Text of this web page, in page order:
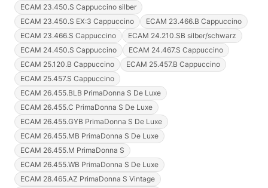
ECAM 23.450.S Cappuccino silber
ECAM 23.450.S EX:3 Cappuccino
ECAM 23.466.B Cappuccino
ECAM 23.466.S Cappuccino
ECAM 24.210.SB silber/schwarz
ECAM 24.450.S Cappuccino
ECAM 24.467.S Cappuccino
ECAM 25.120.B Cappuccino
ECAM 25.457.B Cappuccino
ECAM 25.457.S Cappuccino
ECAM 26.455.BLB PrimaDonna S De Luxe
ECAM 26.455.C PrimaDonna S De Luxe
ECAM 26.455.GYB PrimaDonna S De Luxe
ECAM 26.455.MB PrimaDonna S De Luxe
ECAM 26.455.M PrimaDonna S
ECAM 26.455.WB PrimaDonna S De Luxe
ECAM 28.465.AZ PrimaDonna S Vintage